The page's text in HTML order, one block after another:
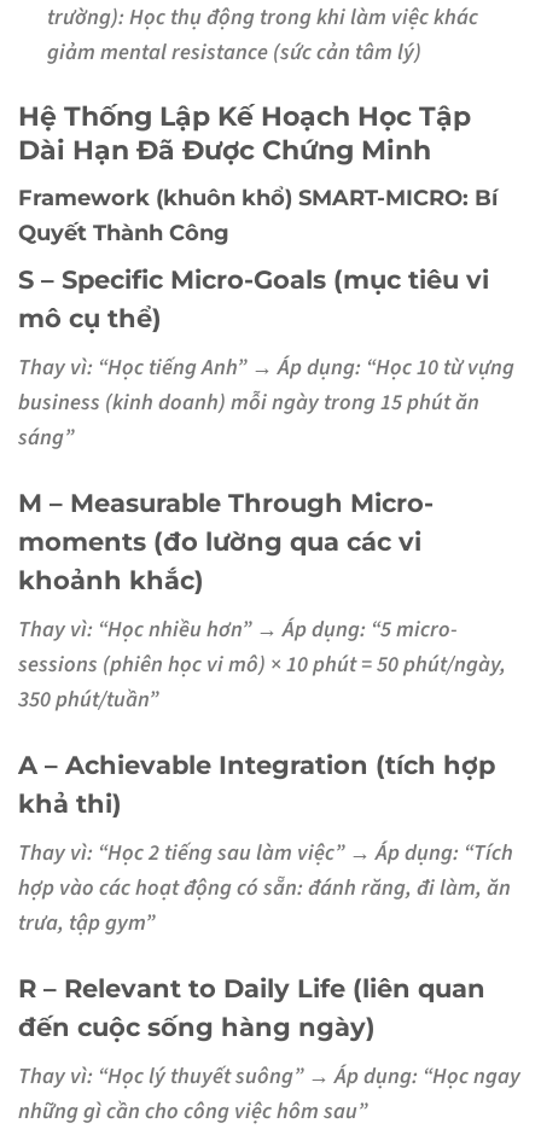
trường): Học thụ động trong khi làm việc khác
giảm mental resistance (sức cản tâm lý)
Hệ Thống Lập Kế Hoạch Học Tập
Dài Hạn Đã Được Chứng Minh
Framework (khuôn khổ) SMART-MICRO: Bí
Quyết Thành Công
S – Specific Micro-Goals (mục tiêu vi
mô cụ thể)
Thay vì: “Học tiếng Anh” →Áp dụng: “Học 10 từ vựng
business (kinh doanh) mỗi ngày trong 15 phút ăn
sáng”
M – Measurable Through Micro-
moments (đo lường qua các vi
khoảnh khắc)
Thay vì: “Học nhiều hơn” →Áp dụng: “5 micro-
sessions (phiên học vi mô) × 10 phút = 50 phút/ngày,
350 phút/tuần”
A – Achievable Integration (tích hợp
khả thi)
Thay vì: “Học 2 tiếng sau làm việc” →Áp dụng: “Tích
hợp vào các hoạt động có sẵn: đánh răng, đi làm, ăn
trưa, tập gym”
R – Relevant to Daily Life (liên quan
đến cuộc sống hàng ngày)
Thay vì: “Học lý thuyết suông” →Áp dụng: “Học ngay
những gì cần cho công việc hôm sau”